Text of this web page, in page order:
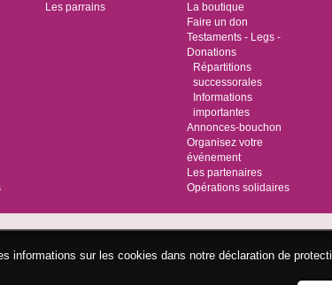
Les parrains
La boutique
Faire un don
Testaments - Legs -
Donations
Répartitions
successorales
Informations
importantes
Annonces-bouchon
Organisez votre
événement
Les partenaires
Opérations solidaires
informations sur les cookies dans notre déclaration de